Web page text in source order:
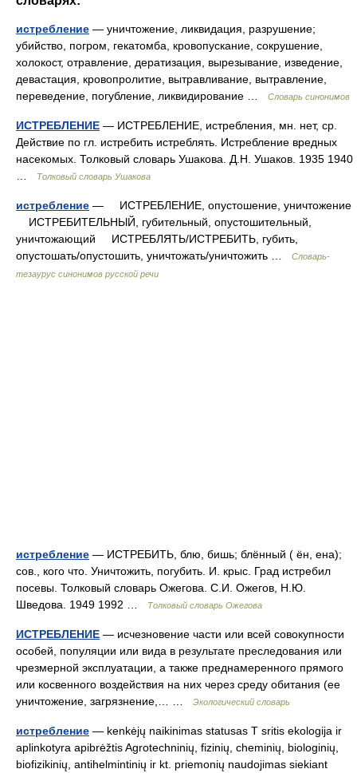
истребление — уничтожение, ликвидация, разрушение;
убийство, погром, гекатомба, кровопускание, сокрушение,
холокост, отравление, дератизация, вырезывание, изведение,
девастация, кровопролитие, вытравливание, вытравление,
переведение, погубление, ликвидирование …
Словарь синонимов
ИСТРЕБЛЕНИЕ — ИСТРЕБЛЕНИЕ, истребления, мн. нет, ср.
Действие по гл. истребить истреблять. Истребление вредных
насекомых. Толковый словарь Ушакова. Д.Н. Ушаков. 1935 1940
Толковый словарь Ушакова
истребление — ИСТРЕБЛЕНИЕ, опустошение, уничтожение
ИСТРЕБИТЕЛЬНЫЙ, губительный, опустошительный,
уничтожающий ИСТРЕБЛЯТЬ/ИСТРЕБИТЬ, губить,
опустошать/опустошить, уничтожать/уничтожить …
Словарь-
тезаурус синонимов русской речи
истребление — ИСТРЕБИТЬ, блю, бишь; блённый ( ён, ена);
сов., кого что. Уничтожить, погубить. И. крыс. Град истребил
посевы. Толковый словарь Ожегова. С.И. Ожегов, Н.Ю.
Шведова. 1949 1992 …
Толковый словарь Ожегова
ИСТРЕБЛЕНИЕ — исчезновение части или всей совокупности
особей, популяции или вида в результате преследования или
чрезмерной эксплуатации, а также преднамеренного прямого
или косвенного воздействия на них через среду обитания (ее
уничтожение, загрязнение,… …
Экологический словарь
истребление — kenkėjų naikinimas statusas T sritis ekologija ir
aplinkotyra apibrėžtis Agrotechninių, fizinių, cheminių, biologinių,
biofizikinių, antihelmintinių ir kt. priemonių naudojimas siekiant